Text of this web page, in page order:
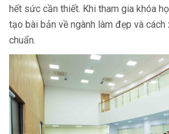
hết sức cần thiết. Khi tham gia khóa
tạo bài bản về ngành làm đẹp và
chuẩn.